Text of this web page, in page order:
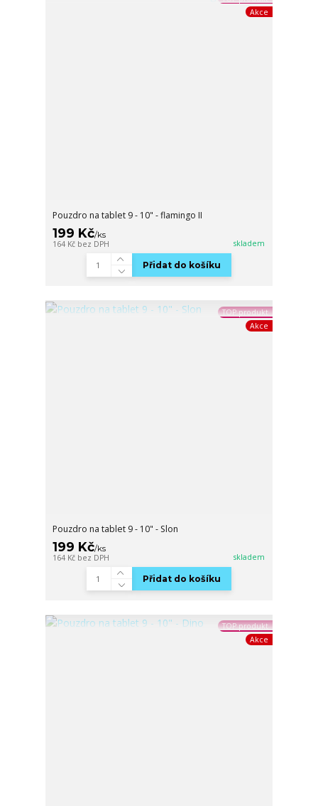
Akce
Pouzdro na tablet 9 - 10" - flamingo II
199 Kč/ks
164 Kč bez DPH skladem
Přidat do košíku
TOP produkt
Akce
Pouzdro na tablet 9 - 10" - Slon
199 Kč/ks
164 Kč bez DPH skladem
Přidat do košíku
TOP produkt
Akce